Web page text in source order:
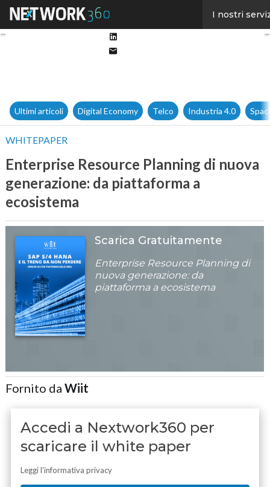
I nostri
Ultimi articoli Digital Economy Telco Industria 4.0
WHITEPAPER
Enterprise Resource Planning di nuova
generazione: da piattaforma a
ecosistema
Scarica Gratuitamente
Enterprise Resource Planning di
nuova generazione: da
piattaforma a ecosistema
Fornito daWiit
Accedi a Nextwork360 per
scaricare il white paper
Leggi l'informativa privacy